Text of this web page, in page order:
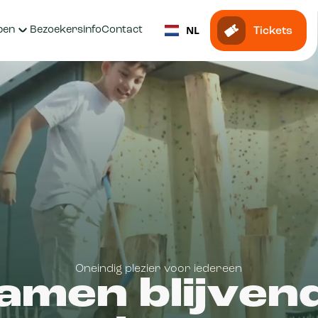
BezoekersinfoContact NL Tickets
Oneindig plezier voor iedereen